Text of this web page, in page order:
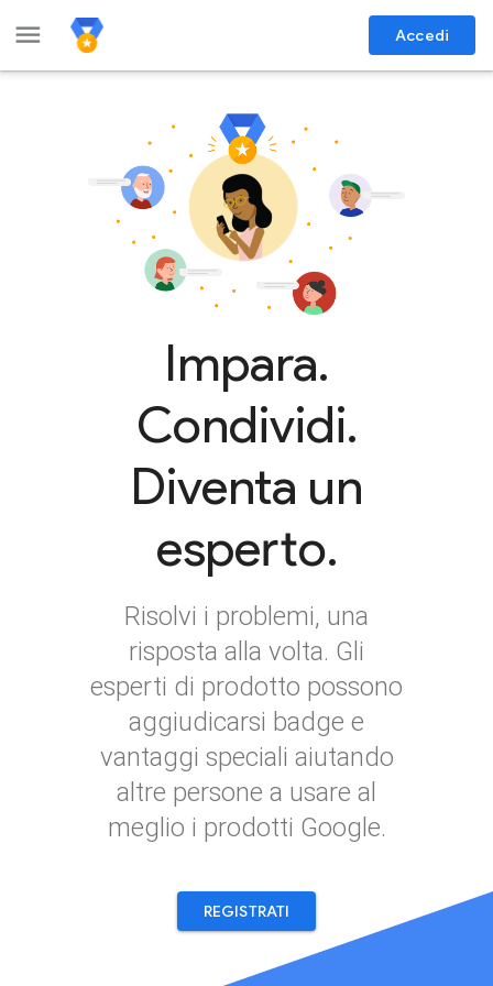
menu Accedi
Impara.
Condividi.
Diventa un
esperto.
Risolvi i problemi, una
risposta alla volta. Gli
esperti di prodotto possono
aggiudicarsi badge e
vantaggi speciali aiutando
altre persone a usare al
meglio i prodotti Google.
REGISTRATI